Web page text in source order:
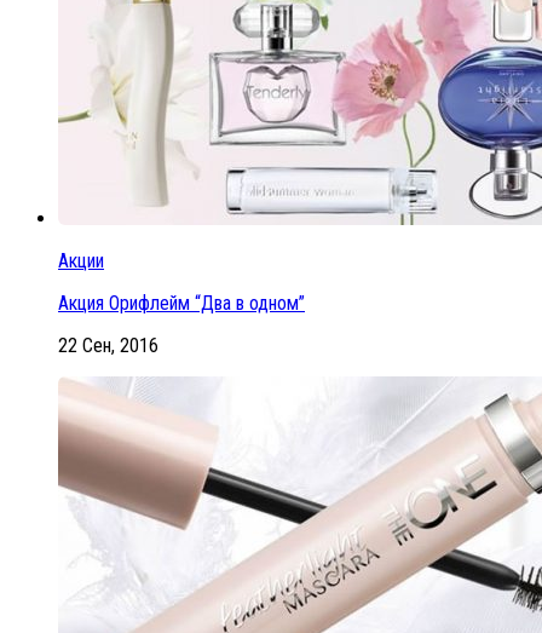
Акции
Акция Орифлейм “Два в одном”
22 Сен, 2016